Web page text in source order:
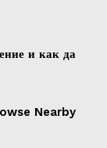
и как да
Nearby